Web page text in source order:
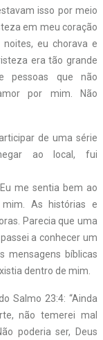
isso por meio
em meu coração
eu chorava e
era tão grande
pessoas que não
por mim. Não
de uma série
ao local, fui
me sentia bem ao
As histórias e
Parecia que uma
a conhecer um
mensagens bíblicas
dentro de mim.
Salmo 23:4: “Ainda
não temerei mal
poderia ser, Deus